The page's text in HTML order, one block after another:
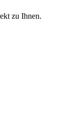
zu Ihnen.